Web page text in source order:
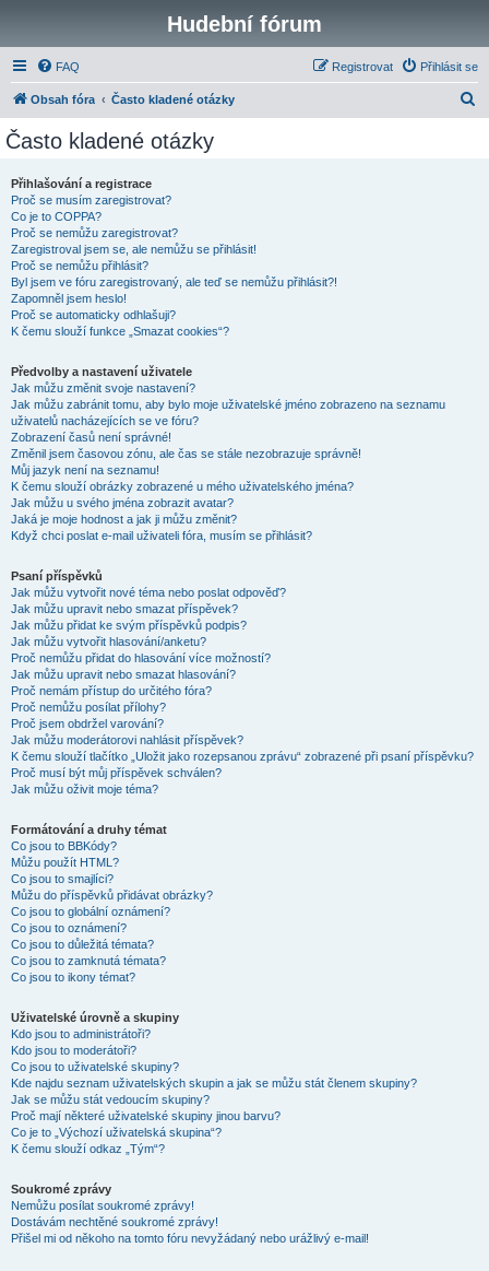
Hudební fórum
FAQ Přihlásit se
Registrovat
Obsah fóra Často kladené otázky
Často kladené otázky
Přihlašování a registrace
Proč se musím zaregistrovat?
Co je to COPPA?
Proč se nemůžu zaregistrovat?
Zaregistroval jsem se, ale nemůžu se přihlásit!
Proč se nemůžu přihlásit?
Byl jsem ve fóru zaregistrovaný, ale teď se nemůžu přihlásit?!
Zapomněl jsem heslo!
Proč se automaticky odhlašuji?
K čemu slouží funkce „Smazat cookies“?
Předvolby a nastavení uživatele
Jak můžu změnit svoje nastavení?
Jak můžu zabránit tomu, aby bylo moje uživatelské jméno zobrazeno na seznamu
uživatelů nacházejících se ve fóru?
Zobrazení časů není správné!
Změnil jsem časovou zónu, ale čas se stále nezobrazuje správně!
Můj jazyk není na seznamu!
K čemu slouží obrázky zobrazené u mého uživatelského jména?
Jak můžu u svého jména zobrazit avatar?
Jaká je moje hodnost a jak ji můžu změnit?
Když chci poslat e-mail uživateli fóra, musím se přihlásit?
Psaní příspěvků
Jak můžu vytvořit nové téma nebo poslat odpověď?
Jak můžu upravit nebo smazat příspěvek?
Jak můžu přidat ke svým příspěvků podpis?
Jak můžu vytvořit hlasování/anketu?
Proč nemůžu přidat do hlasování více možností?
Jak můžu upravit nebo smazat hlasování?
Proč nemám přístup do určitého fóra?
Proč nemůžu posílat přílohy?
Proč jsem obdržel varování?
Jak můžu moderátorovi nahlásit příspěvek?
K čemu slouží tlačítko „Uložit jako rozepsanou zprávu“ zobrazené při psaní příspěvku?
Proč musí být můj příspěvek schválen?
Jak můžu oživit moje téma?
Formátování a druhy témat
Co jsou to BBKódy?
Můžu použít HTML?
Co jsou to smajlíci?
Můžu do příspěvků přidávat obrázky?
Co jsou to globální oznámení?
Co jsou to oznámení?
Co jsou to důležitá témata?
Co jsou to zamknutá témata?
Co jsou to ikony témat?
Uživatelské úrovně a skupiny
Kdo jsou to administrátoři?
Kdo jsou to moderátoři?
Co jsou to uživatelské skupiny?
Kde najdu seznam uživatelských skupin a jak se můžu stát členem skupiny?
Jak se můžu stát vedoucím skupiny?
Proč mají některé uživatelské skupiny jinou barvu?
Co je to „Výchozí uživatelská skupina“?
K čemu slouží odkaz „Tým“?
Soukromé zprávy
Nemůžu posílat soukromé zprávy!
Dostávám nechtěné soukromé zprávy!
Přišel mi od někoho na tomto fóru nevyžádaný nebo urážlivý e-mail!